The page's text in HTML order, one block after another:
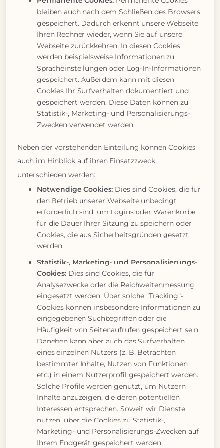
bleiben auch nach dem Schließen des Browsers
gespeichert. Dadurch erkennt unsere Webseite
Ihren Rechner wieder, wenn Sie auf unsere
Webseite zurückkehren. In diesen Cookies
werden beispielsweise Informationen zu
Spracheinstellungen oder Log-In-Informationen
gespeichert. Außerdem kann mit diesen
Cookies Ihr Surfverhalten dokumentiert und
gespeichert werden. Diese Daten können zu
Statistik-, Marketing- und Personalisierungs-
Zwecken verwendet werden.
Neben der vorstehenden Einteilung können Cookies
auch im Hinblick auf ihren Einsatzzweck
unterschieden werden:
Notwendige Cookies: Dies sind Cookies, die für
den Betrieb unserer Webseite unbedingt
erforderlich sind, um Logins oder Warenkörbe
für die Dauer Ihrer Sitzung zu speichern oder
Cookies, die aus Sicherheitsgründen gesetzt
werden.
Statistik-, Marketing- und Personalisierungs-
Cookies: Dies sind Cookies, die für
Analysezwecke oder die Reichweitenmessung
eingesetzt werden. Über solche "Tracking"-
Cookies können insbesondere Informationen zu
eingegebenen Suchbegriffen oder die
Häufigkeit von Seitenaufrufen gespeichert sein.
Daneben kann aber auch das Surfverhalten
eines einzelnen Nutzers (z. B. Betrachten
bestimmter Inhalte, Nutzen von Funktionen
etc.) in einem Nutzerprofil gespeichert werden.
Solche Profile werden genutzt, um Nutzern
Inhalte anzuzeigen, die deren potentiellen
Interessen entsprechen. Soweit wir Dienste
nutzen, über die Cookies zu Statistik-,
Marketing- und Personalisierungs-Zwecken auf
Ihrem Endgerät gespeichert werden,